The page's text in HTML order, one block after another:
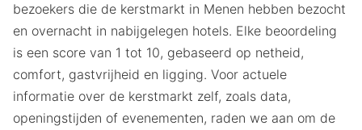
bezoekers die de kerstmarkt in Menen hebben bezocht
en overnacht in nabijgelegen hotels. Elke beoordeling
is een score van 1 tot 10, gebaseerd op netheid,
comfort, gastvrijheid en ligging. Voor actuele
informatie over de kerstmarkt zelf, zoals data,
openingstijden of evenementen, raden we aan om de